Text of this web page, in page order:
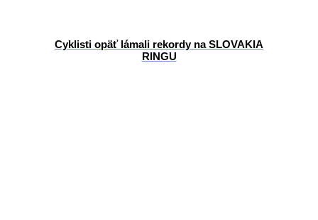
Cyklisti opäť lámali rekordy na SLOVAKIA
RINGU